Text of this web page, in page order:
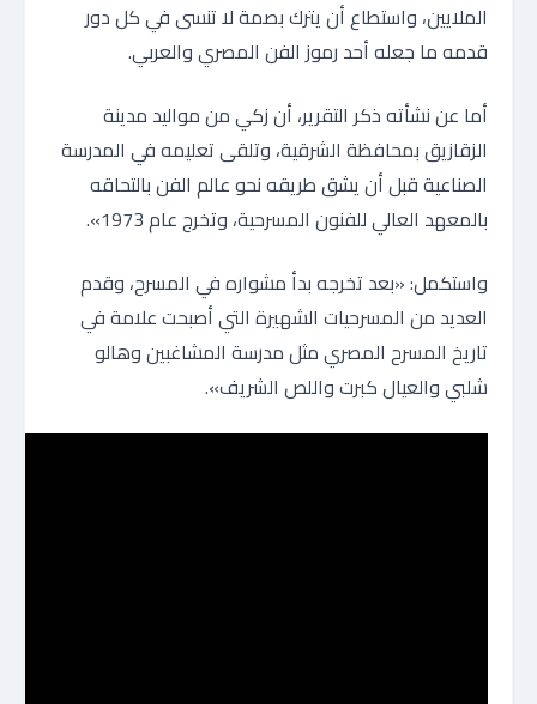
الملايين، واستطاع أن يترك بصمة لا تنسى في كل دور
قدمه ما جعله أحد رموز الفن المصري والعربي.
أما عن نشأته ذكر التقرير، أن زكي من مواليد مدينة
الزقازيق بمحافظة الشرقية، وتلقى تعليمه في المدرسة
الصناعية قبل أن يشق طريقه نحو عالم الفن بالتحاقه
بالمعهد العالي للفنون المسرحية، وتخرج عام 1973».
واستكمل: «بعد تخرجه بدأ مشواره في المسرح، وقدم
العديد من المسرحيات الشهيرة التي أصبحت علامة في
تاريخ المسرح المصري مثل مدرسة المشاغبين وهالو
شلبي والعيال كبرت واللص الشريف».